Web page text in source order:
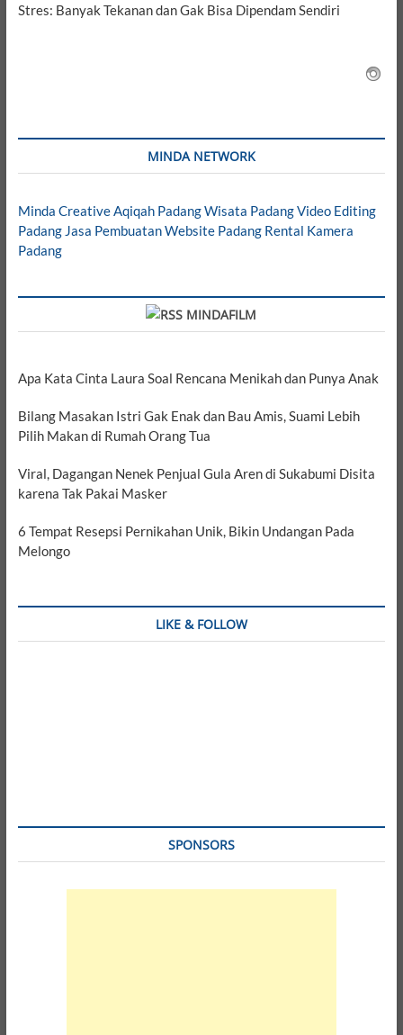
Stres: Banyak Tekanan dan Gak Bisa Dipendam Sendiri
MINDA NETWORK
Minda CreativeAqiqah PadangWisata PadangVideo Editing
Padang Jasa Pembuatan Website Padang Rental Kamera
Padang
MINDAFILM
Apa Kata Cinta Laura Soal Rencana Menikah dan Punya Anak
Bilang Masakan Istri Gak Enak dan Bau Amis, Suami Lebih
Pilih Makan di Rumah Orang Tua
Viral, Dagangan Nenek Penjual Gula Aren di Sukabumi Disita
karena Tak Pakai Masker
6 Tempat Resepsi Pernikahan Unik, Bikin Undangan Pada
Melongo
LIKE & FOLLOW
SPONSORS